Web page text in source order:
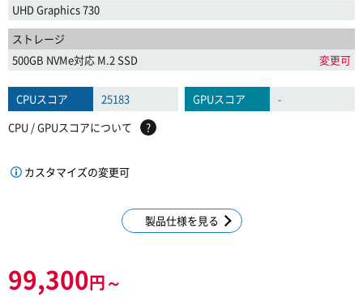
UHD Graphics 730
ストレージ
500GB NVMe対応 M.2 SSD
変更可
CPUスコア 25183 GPUスコア
-
CPU / GPUスコアについて
?
カスタマイズの変更可
製品仕様を見る
99,300円～